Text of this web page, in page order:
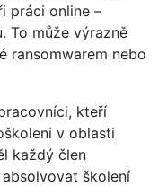
práci online –
To může výrazně
ransomwarem nebo
kteří
v oblasti
každý člen
školení